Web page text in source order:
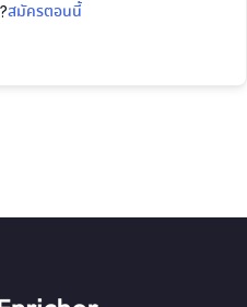
สมัครตอนนี้